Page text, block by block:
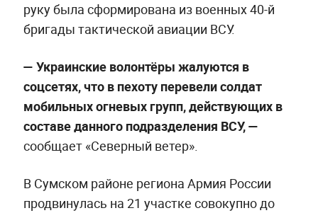
руку была сформирована из военных 40-й
бригады тактической авиации ВСУ.
— Украинские волонтёры жалуются в
соцсетях, что в пехоту перевели солдат
мобильных огневых групп, действующих в
составе данного подразделения ВСУ, —
сообщает «Северный ветер».
В Сумском районе региона Армия России
продвинулась на 21 участке совокупно до